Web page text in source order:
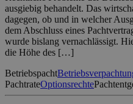
ausgiebig behandelt. Das
dagegen, ob und in welcher
dem Abschluss eines
wurde bislang vernachlässigt.
die Höhe des […]
Betriebspacht
PachtrateOptionsrechte